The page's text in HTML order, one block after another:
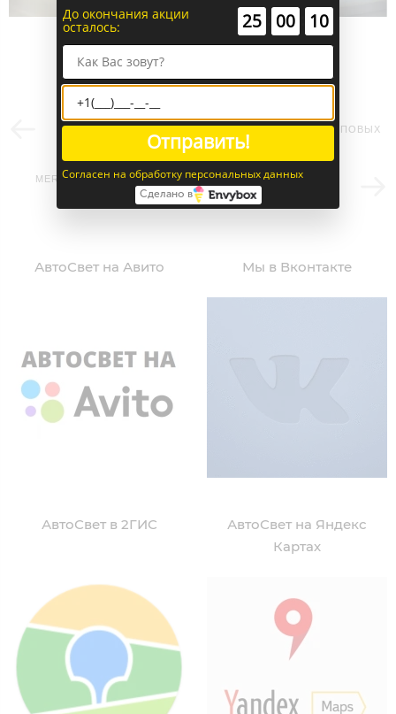
БЛАГОДАРЯ УСТАНОВКЕ СОВРЕМЕННЫХ ДВУХЧИПОВЫХ
MERCEDES-BENZ GL-CLASS - СВЕТ ТЕПЕРЬ ПРОСТО
АвтоСвет на Авито Мы в Вконтакте
АвтоСвет в 2ГИС
АвтоСвет на Яндекс
Картах
До окончания акции
осталось: 25 00 10
Отправить!
Согласен на обработку персональных данных
Сделано в